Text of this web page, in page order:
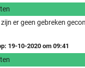
er geen gebreken
19-10-2020 om 09:41